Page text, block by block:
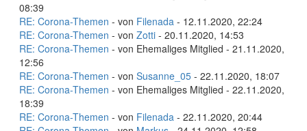
08:39
RE: Corona-Themen - von Filenada - 12.11.2020, 22:24
RE: Corona-Themen - von Zotti - 20.11.2020, 14:53
RE: Corona-Themen - von Ehemaliges Mitglied - 21.11.2020,
12:56
RE: Corona-Themen - von Susanne_05 - 22.11.2020, 18:07
RE: Corona-Themen - von Ehemaliges Mitglied - 22.11.2020,
18:39
RE: Corona-Themen - von Filenada - 22.11.2020, 20:44